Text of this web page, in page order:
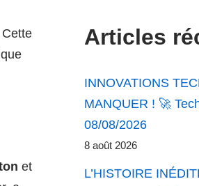
et
Articles
INNOVATIONS
MANQUER ! 🚀
08/08/2026
8 août 2026
L’HISTOIRE